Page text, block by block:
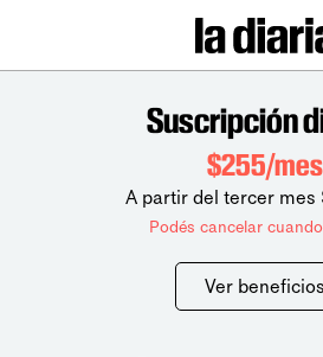
Suscripción
$255/mes
A partir del tercer mes
Podés cancelar
Ver beneficios